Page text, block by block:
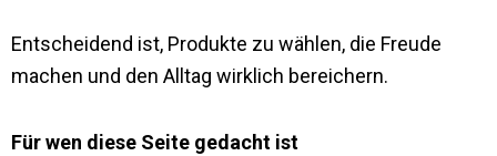
Entscheidend ist, Produkte zu wählen, die Freude
machen und den Alltag wirklich bereichern.
Für wen diese Seite gedacht ist